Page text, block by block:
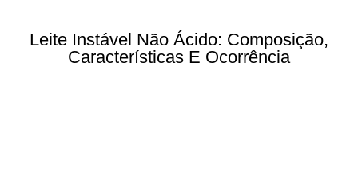
Leite Instável Não Ácido: Composição,
Características E Ocorrência